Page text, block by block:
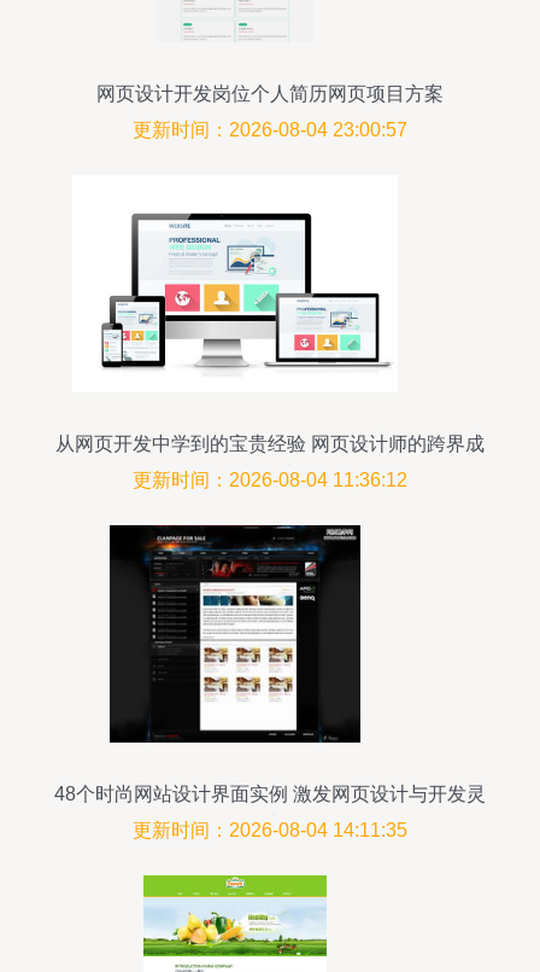
网页设计开发岗位个人简历网页项目方案
更新时间：2026-08-04 23:00:57
从网页开发中学到的宝贵经验 网页设计师的跨界成
长指南
更新时间：2026-08-04 11:36:12
48个时尚网站设计界面实例 激发网页设计与开发灵
感
更新时间：2026-08-04 14:11:35